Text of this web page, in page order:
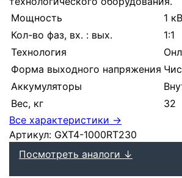
Мощность
1
Кол-во фаз, вх. : вых.
1:1
Технология
Форма выходного напряжения
Аккумуляторы
Вес, кг
32
Все характеристики →
Артикул: GXT4-1000RT230
Посмотреть аналоги ↓